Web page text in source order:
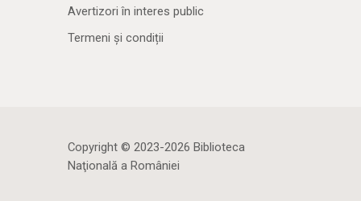
Avertizori în interes public
Termeni și condiții
Copyright © 2023-2026 Biblioteca
Naţională a României